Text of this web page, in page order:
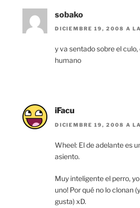
sobako
DICIEMBRE 19, 2008 A
y va sentado sobre el
humano
iFacu
DICIEMBRE 19, 2008 A
Wheel: El de adelante es
asiento.
Muy inteligente el perro,
uno! Por qué no lo clonan
gusta) xD.